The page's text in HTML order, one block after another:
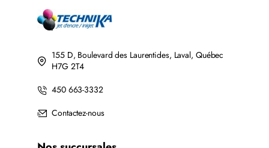
155 D, Boulevard des Laurentides, Laval, Québec
H7G 2T4
450 663-3332
Contactez-nous